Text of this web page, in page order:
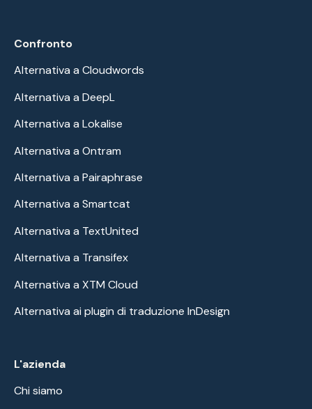
Confronto
Alternativa a Cloudwords
Alternativa a DeepL
Alternativa a Lokalise
Alternativa a Ontram
Alternativa a Pairaphrase
Alternativa a Smartcat
Alternativa a TextUnited
Alternativa a Transifex
Alternativa a XTM Cloud
Alternativa ai plugin di traduzione InDesign
L'azienda
Chi siamo